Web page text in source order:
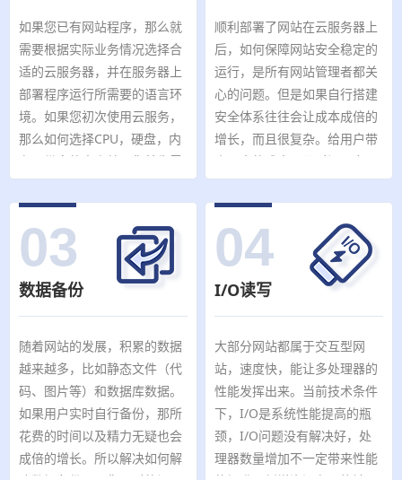
如果您已有网站程序，那么就
需要根据实际业务情况选择合
适的云服务器，并在服务器上
部署程序运行所需要的语言环
境。如果您初次使用云服务，
那么如何选择CPU，硬盘，内
存，带宽的大小就是您首先需
要处理的问题。
顺利部署了网站在云服务器上
后，如何保障网站安全稳定的
运行，是所有网站管理者都关
心的问题。但是如果自行搭建
安全体系往往会让成本成倍的
增长，而且很复杂。给用户带
来更大的成本以及时间压力。
03
数据备份
随着网站的发展，积累的数据
越来越多，比如静态文件（代
码、图片等）和数据库数据。
如果用户实时自行备份，那所
花费的时间以及精力无疑也会
成倍的增长。所以解决如何解
04
I/O读写
大部分网站都属于交互型网
站，速度快，能让多处理器的
性能发挥出来。当前技术条件
下，I/O是系统性能提高的瓶
颈，I/O问题没有解决好，处
理器数量增加不一定带来性能